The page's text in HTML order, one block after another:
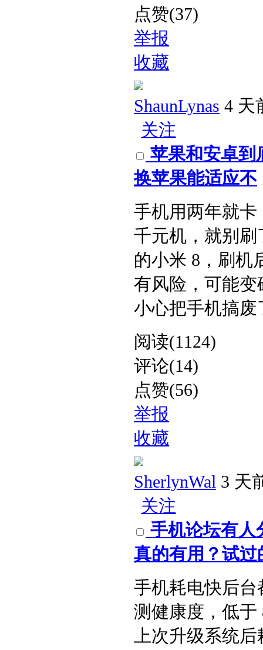
点赞(37)
举报
收藏
ShaunLynas 4 天
关注
苹果和安卓到
换苹果能适应不​
手机用两年就
千元机，就别
的小米 8，刷机
有风险，可能
小心把手机搞废
阅读(1124)
评论(14)
点赞(56)
举报
收藏
SherlynWal 3 天
关注
手机论坛有人
真的有用？试过
手机耗电快后
测健康度，低于
上次升级系统